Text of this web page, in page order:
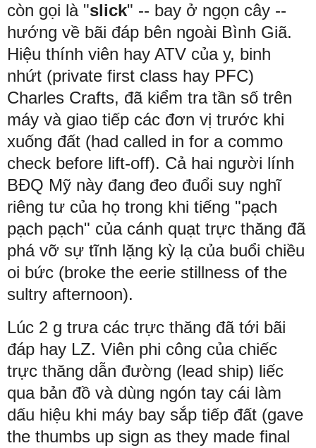
còn gọi là "slick" -- bay ở ngọn cây --
hướng về bãi đáp bên ngoài Bình Giã.
Hiệu thính viên hay ATV của y, binh
nhứt (private first class hay PFC)
Charles Crafts, đã kiểm tra tần số trên
máy và giao tiếp các đơn vị trước khi
xuống đất (had called in for a commo
check before lift-off). Cả hai người lính
BĐQ Mỹ này đang đeo đuổi suy nghĩ
riêng tư của họ trong khi tiếng "pạch
pạch pạch" của cánh quạt trực thăng đã
phá vỡ sự tĩnh lặng kỳ lạ của buổi chiều
oi bức (broke the eerie stillness of the
sultry afternoon).
Lúc 2 g trưa các trực thăng đã tới bãi
đáp hay LZ. Viên phi công của chiếc
trực thăng dẫn đường (lead ship) liếc
qua bản đồ và dùng ngón tay cái làm
dấu hiệu khi máy bay sắp tiếp đất (gave
the thumbs up sign as they made final